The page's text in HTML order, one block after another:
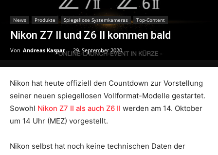
News Produkte Spiegellose Systemkameras Top-Content
Nikon Z7 II und Z6 II kommen bald
Von Andreas Kaspar - 29. September 2020
Nikon hat heute offiziell den Countdown zur Vorstellung
seiner neuen spiegellosen Vollformat-Modelle gestartet.
Sowohl Nikon Z7 II als auch Z6 II werden am 14. Oktober
um 14 Uhr (MEZ) vorgestellt.
Nikon selbst hat noch keine technischen Daten der